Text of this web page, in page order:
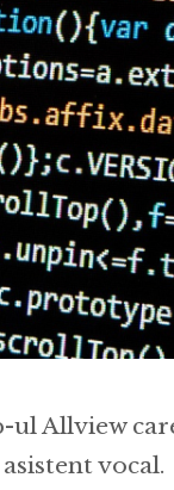
ul Allview
vocal.